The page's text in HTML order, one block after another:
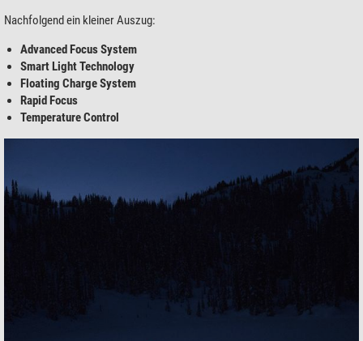
Nachfolgend ein kleiner Auszug:
Advanced Focus System
Smart Light Technology
Floating Charge System
Rapid Focus
Temperature Control